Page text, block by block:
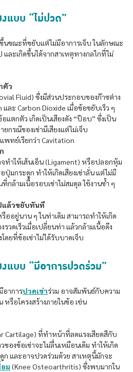
แบบ “ไม่ปวด”
ขึ้นขณะที่ขยับแต่ไม่มีอาการเจ็บ ในลักษณะ
ละเกิดขึ้นได้จากสาเหตุทางกลไกที่ไม่
ตัว
Fluid) ซึ่งมีส่วนประกอบของก๊าซต่าง
ละ Carbon Dioxide เมื่อข้อขยับเร็ว ๆ
ตกตัว เกิดเป็นเสียงดัง “ป๊อบ” ซึ่งเป็น
กรณีของเข่ามีเสียงแต่ไม่เจ็บ
พทย์เรียกว่า Cavitation
ทำให้เส้นเอ็น (Ligament) หรือปลอกหุ้ม
มกระดูก ทำให้เกิดเสียงเข่าลั่น แต่ไม่มี
กล้ามเนื้อรอบเข่าไม่สมดุล ใช้งานซ้ำ ๆ
แล้วขยับทันที
อยู่นาน ๆ ในท่าเดิม สามารถทำให้เกิด
รวดเร็วเมื่อเปลี่ยนท่า แล้วกล้ามเนื้อดึง
ดยที่ข้อเข่าไม่ได้รับบาดเจ็บ
แบบ “มีอาการปวดร่วม”
อาการปวดเข่าร่วม อาจสัมพันธ์กับความ
รือโครงสร้างภายในข้อ เช่น
Cartilage) ที่ทำหน้าที่ลดแรงเสียดสีกับ
องข้อเข่าจะไม่ลื่นเหมือนเดิม ทำให้เกิด
ก และอาจปวดร่วมด้วย สาเหตุนี้มักจะ
อม (Knee Osteoarthritis) ซึ่งพบมากใน